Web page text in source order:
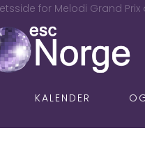
for Melodi Grand Prix
KALENDER